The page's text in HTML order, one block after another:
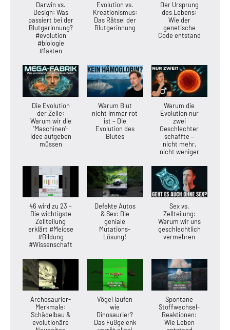
Darwin vs.
Design: Was
passiert bei der
Blutgerinnung?
#evolution
#biologie
#fakten
Evolution vs.
Kreationismus:
Das Rätsel der
Blutgerinnung
Der Ursprung
des Lebens:
Wie der
genetische
Code entstand
Die Evolution
der Zelle:
Warum wir die
'Maschinen'-
Idee aufgeben
müssen
Warum Blut
nicht immer rot
ist – Die
Evolution des
Blutes
Warum die
Evolution nur
zwei
Geschlechter
schaffte –
nicht mehr,
nicht weniger
46 wird zu 23 –
Die wichtigste
Zellteilung
erklärt #Meiose
#Bildung
#Wissenschaft
Defekte Autos
& Sex: Die
geniale
Mutations-
Lösung!
Sex vs.
Zellteilung:
Warum wir uns
geschlechtlich
vermehren
Archosaurier-
Merkmale:
Schädelbau &
evolutionäre
Vögel laufen
wie
Dinosaurier?
Das Fußgelenk
Spontane
Stoffwechsel-
Reaktionen:
Wie Leben